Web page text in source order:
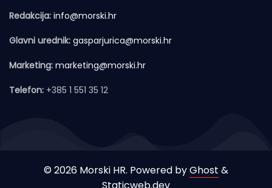
Redakcija: info@morski.hr
Glavni urednik: gasparjurica@morski.hr
Marketing: marketing@morski.hr
Telefon: +385 1 551 35 12
© 2026 Morski HR. Powered byGhost &